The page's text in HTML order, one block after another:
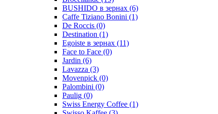
BUSHIDO в зернах (6)
Caffe Tiziano Bonini (1)
De Roccis (0)
Destination (1)
Egoiste в зернах (11)
Face to Face (0)
Jardin (6)
Lavazza (3)
Movenpick (0)
Palombini (0)
Paulig (0)
Swiss Energy Coffee (1)